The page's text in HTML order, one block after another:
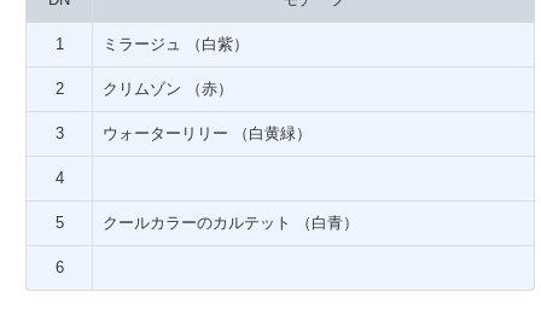
1 ミラージュ （白紫）
2 クリムゾン （赤）
3 ウォーターリリー （白黄緑）
4
5 クールカラーのカルテット （白青）
6